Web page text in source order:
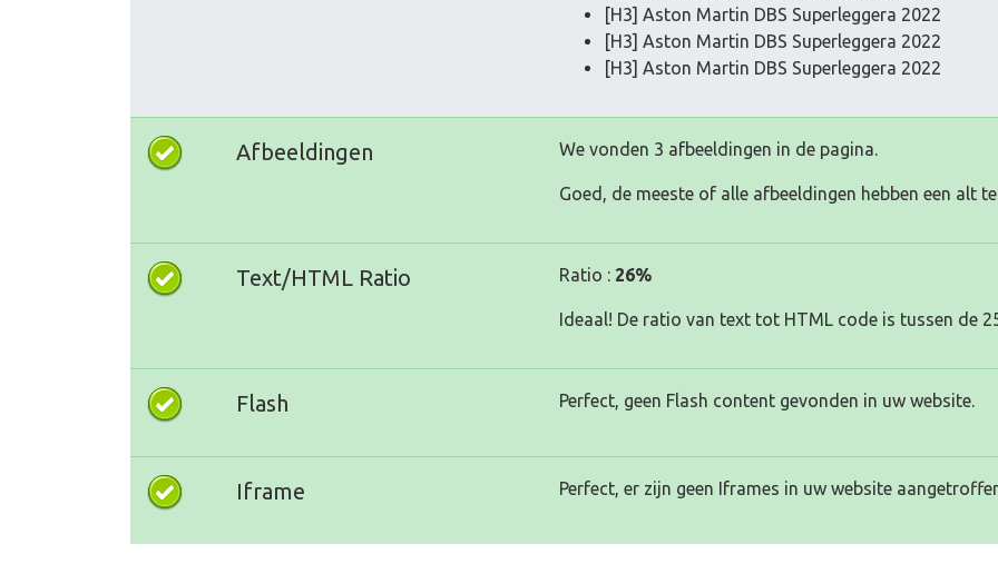
[H3] Aston Martin DBS Superleggera 2022
[H3] Aston Martin DBS Superleggera 2022
[H3] Aston Martin DBS Superleggera 2022
Afbeeldingen We vonden 3 afbeeldingen in de pagina.
Goed, de meeste of alle afbeeldingen hebben een alt
Text/HTML Ratio Ratio : 26%
Ideaal! De ratio van text tot HTML code is tussen de
Flash Perfect, geen Flash content gevonden in uw website.
Iframe Perfect, er zijn geen Iframes in uw website